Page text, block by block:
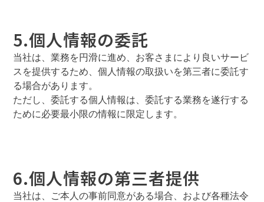
5.個人情報の委託
当社は、業務を円滑に進め、お客さまにより良いサービ
スを提供するため、個人情報の取扱いを第三者に委託す
る場合があります。
ただし、委託する個人情報は、委託する業務を遂行する
ために必要最小限の情報に限定します。
6.個人情報の第三者提供
当社は、ご本人の事前同意がある場合、および各種法令